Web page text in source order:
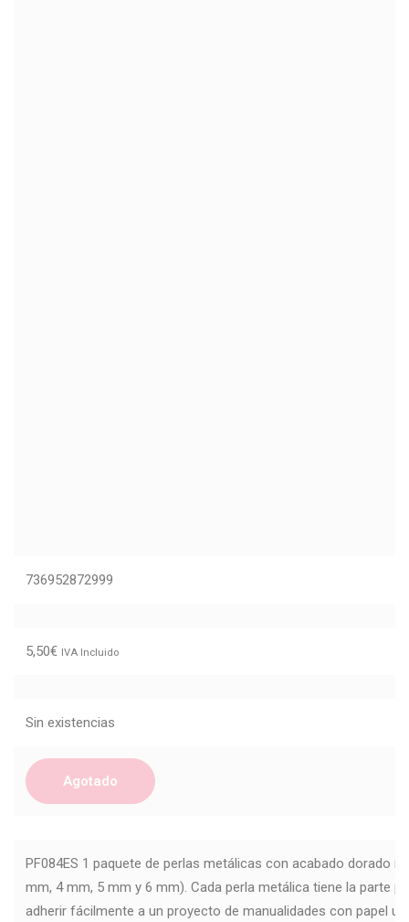
736952872999
5,50€ IVA Incluido
Sin existencias
Agotado
PF084ES 1 paquete de perlas metálicas con acabado dorado
mm, 4 mm, 5 mm y 6 mm).Cada perla metálica tiene la parte
adherir fácilmente a un proyecto de manualidades con papel